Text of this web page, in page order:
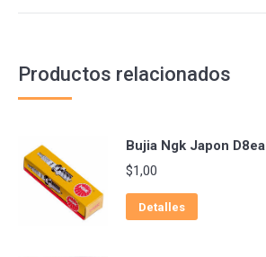
Productos relacionados
Bujia Ngk Japon D8ea
$1,00
Detalles